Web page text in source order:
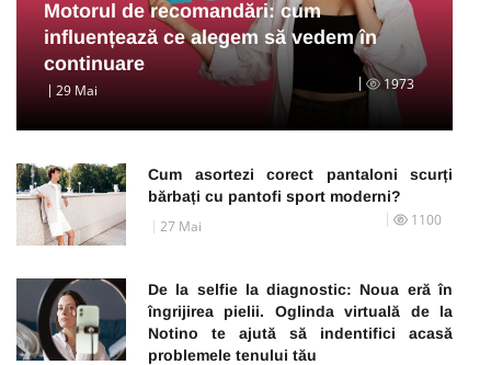
Motorul de recomandări: cum
influențează ce alegem să vedem în
continuare
29 Mai 1973
Cum asortezi corect pantaloni scurți
bărbați cu pantofi sport moderni?
27 Mai 1100
De la selfie la diagnostic: Noua eră în
îngrijirea pielii. Oglinda virtuală de la
Notino te ajută să indentifici acasă
problemele tenului tău